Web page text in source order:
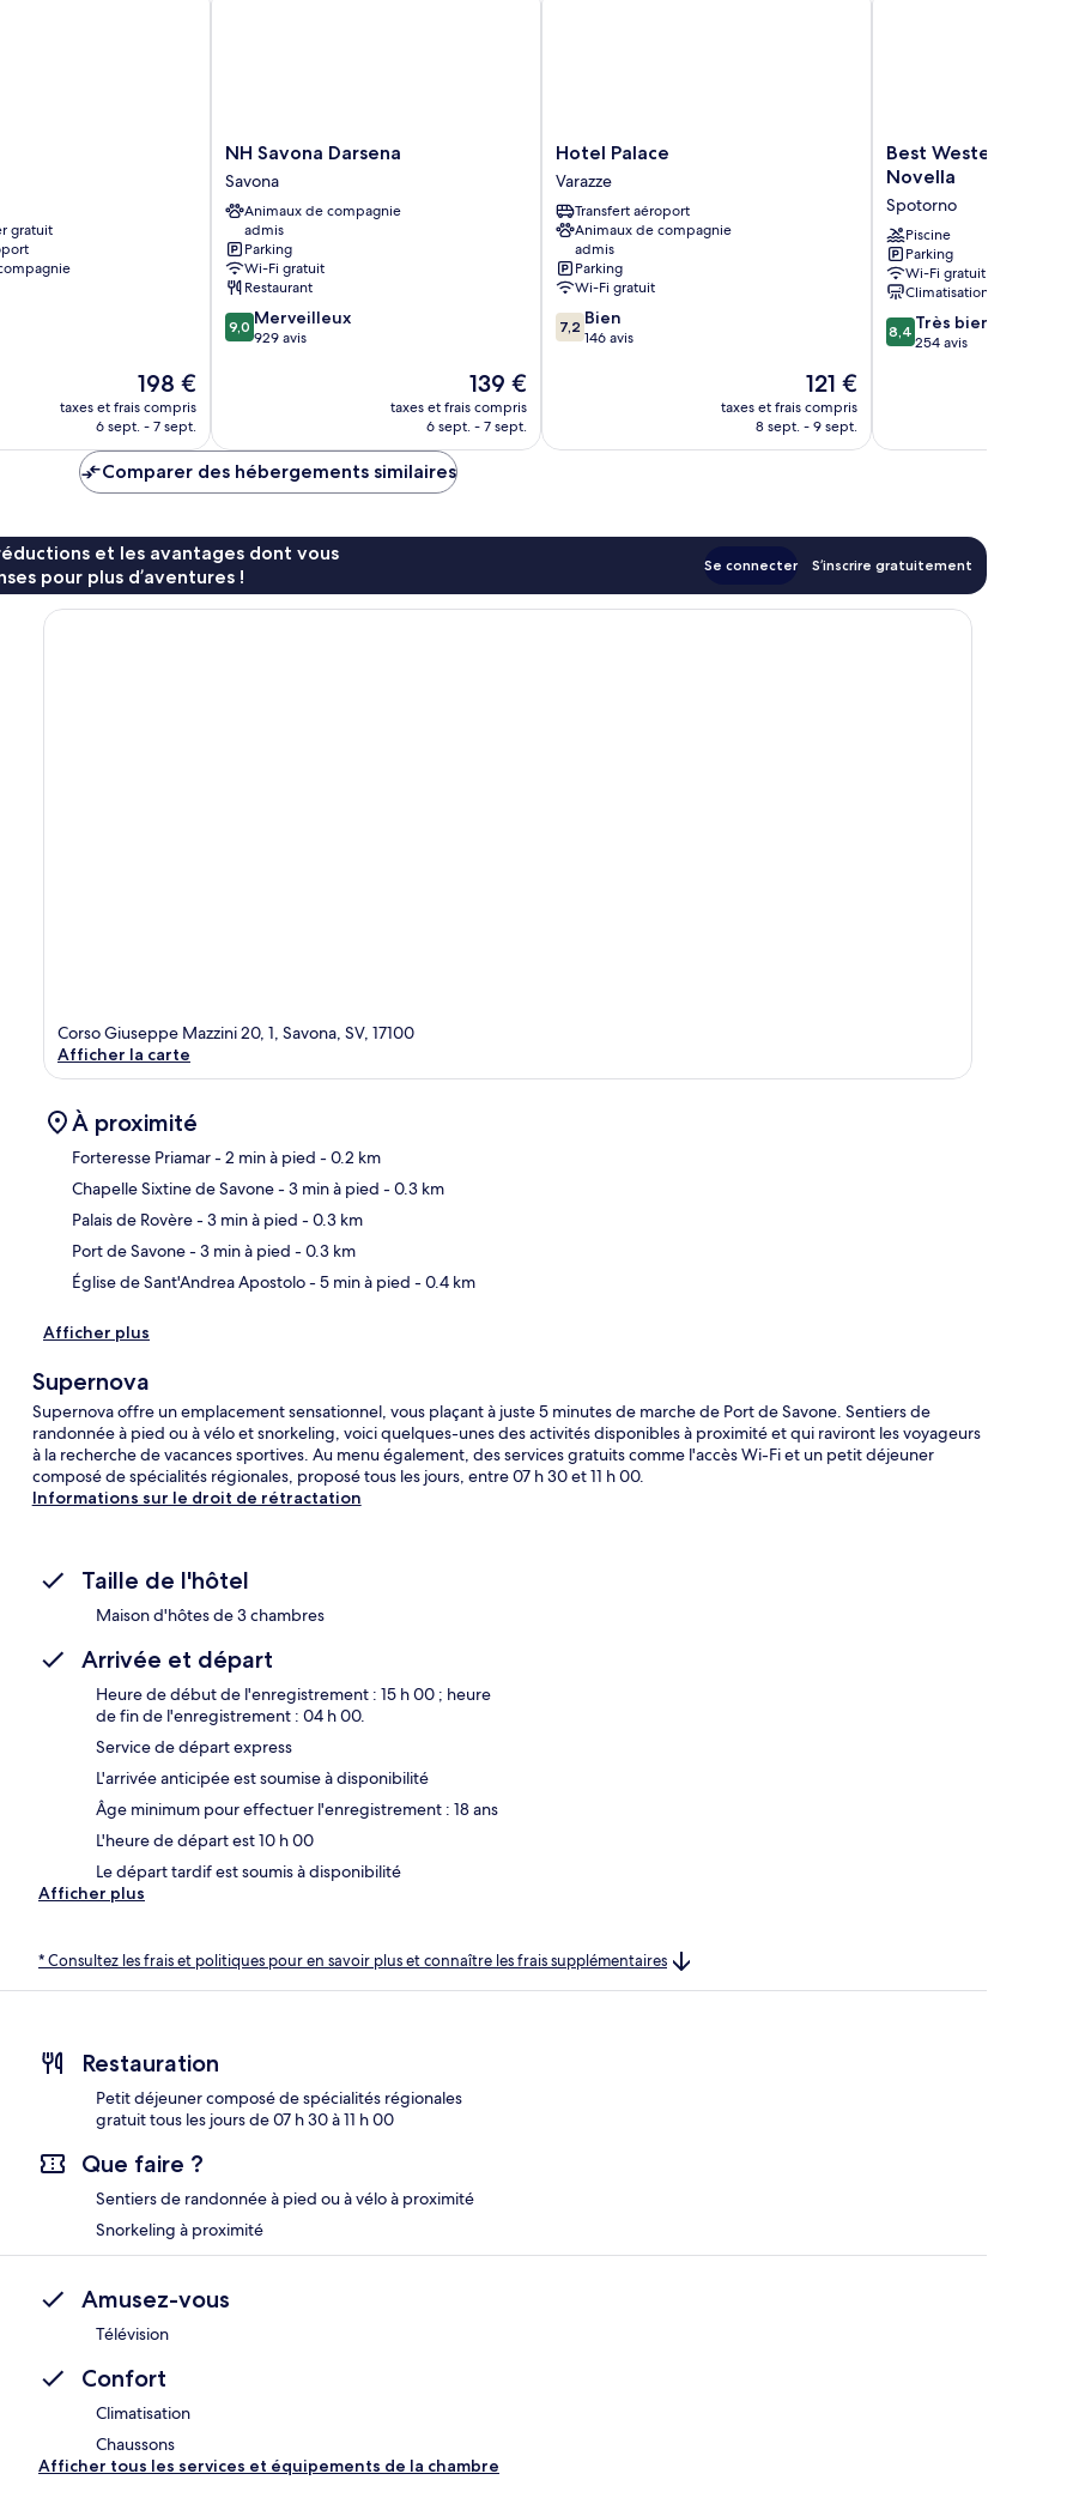
gratuit
Le
nouveau
prix
de
198 €
198 €
taxes et frais compris
6 sept. - 7 sept.
NH
Savona
Darsena
Savona
NH Savona Darsena
Savona
Animaux de compagnie
admis
Parking
Wi-Fi gratuit
Restaurant
9.0
sur
9,0 Merveilleux
929 avis
Le
nouveau
prix
139 €
taxes et frais compris
6 sept. - 7 sept.
Hotel
Palace
Varazze
Hotel Palace
Varazze
Transfert aéroport
Animaux de compagnie
admis
Parking
Wi-Fi gratuit
7.2
sur
7,2 Bien
146 avis
Le
nouveau
prix
121 €
taxes et frais compris
8 sept. - 9 sept.
Best
Western
Acqua
Novella
Spotorno
Best Western Hotel
Novella
Spotorno
Piscine
Parking
Wi-Fi gratuit
Climatisation
8.4
sur
8,4 Très bien
254 avis
Comparer des hébergements similaires
et les avantages dont vous
pour plus d’aventures !
Se connecter S’inscrire gratuitement
Corso Giuseppe Mazzini 20, 1, Savona, SV, 17100
Afficher la carte
À proximité
Forteresse Priamar- 2 min à pied - 0.2 km
Chapelle Sixtine de Savone- 3 min à pied - 0.3 km
Palais de Rovère- 3 min à pied - 0.3 km
Port de Savone- 3 min à pied - 0.3 km
Église de Sant'Andrea Apostolo- 5 min à pied - 0.4 km
Afficher plus
Supernova
Supernova offre un emplacement sensationnel, vous plaçant à juste 5 minutes de marche de Port de Savone. Sentiers de
randonnée à pied ou à vélo et snorkeling, voici quelques-unes des activités disponibles à proximité et qui raviront les voyageurs
à la recherche de vacances sportives. Au menu également, des services gratuits comme l'accès Wi-Fi et un petit déjeuner
composé de spécialités régionales, proposé tous les jours, entre 07 h 30 et 11 h 00.
Informations sur le droit de rétractation
Taille de l'hôtel
Maison d'hôtes de 3 chambres
Arrivée et départ
Heure de début de l'enregistrement : 15 h 00 ; heure
de fin de l'enregistrement : 04 h 00.
Service de départ express
L'arrivée anticipée est soumise à disponibilité
Âge minimum pour effectuer l'enregistrement : 18 ans
L'heure de départ est 10 h 00
Le départ tardif est soumis à disponibilité
Afficher plus
* Consultez les frais et politiques pour en savoir plus et connaître les frais supplémentaires
Restauration
Petit déjeuner composé de spécialités régionales
gratuit tous les jours de 07 h 30 à 11 h 00
Que faire ?
Sentiers de randonnée à pied ou à vélo à proximité
Snorkeling à proximité
Amusez-vous
Télévision
Confort
Climatisation
Chaussons
Afficher tous les services et équipements de la chambre